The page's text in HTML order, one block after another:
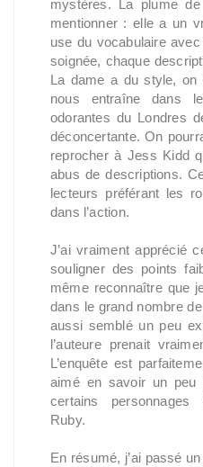
mystères. La plume
mentionner : elle a un
use du vocabulaire
soignée, chaque
La dame a du style,
nous entraîne dans
odorantes du Londres
déconcertante. On
reprocher à Jess Kidd
abus de descriptions.
lecteurs préférant les
dans l’action.
J’ai vraiment apprécié
souligner des points
même reconnaître que
dans le grand nombre
aussi semblé un peu
l’auteure prenait
L’enquête est
aimé en savoir un
certains personnages
Ruby.
En résumé, j’ai passé